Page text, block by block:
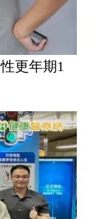
更年期1